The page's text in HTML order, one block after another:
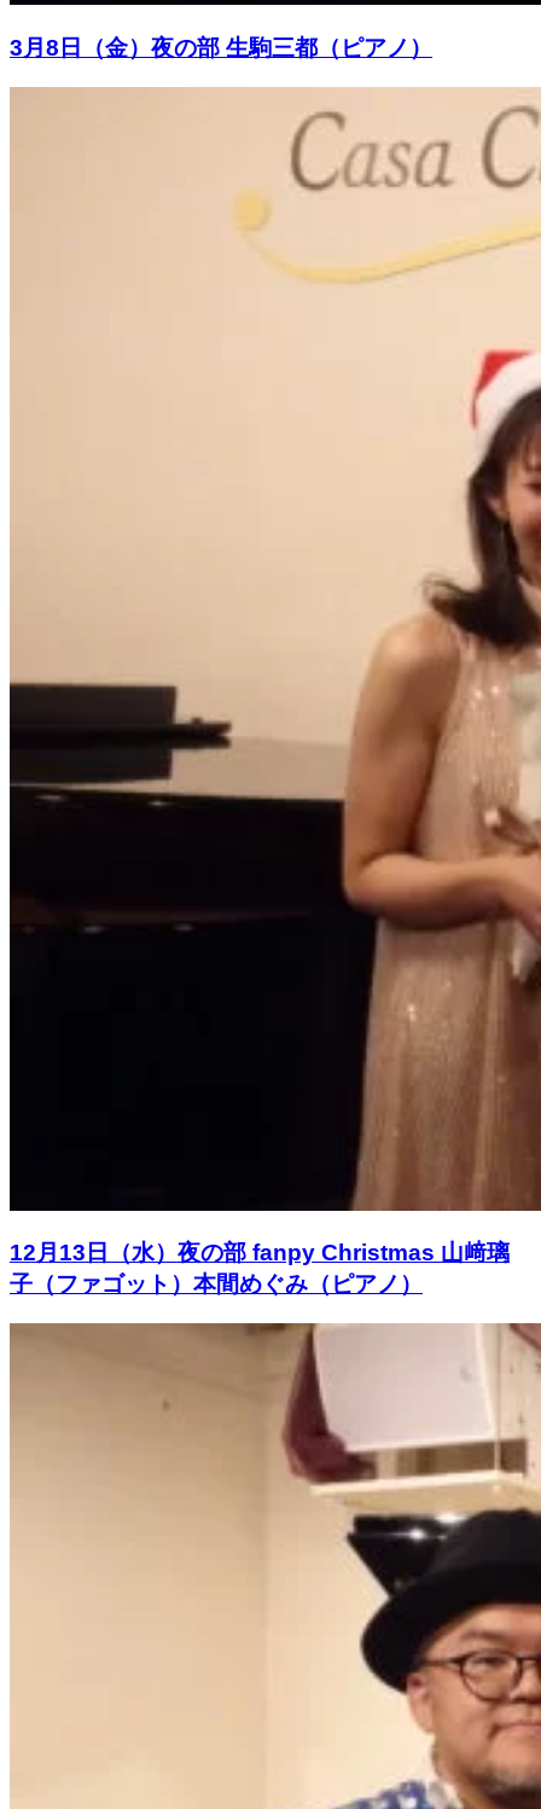
3月8日（金）夜の部 生駒三都（ピアノ）
12月13日（水）夜の部 fanpy Christmas 山﨑璃
子（ファゴット）本間めぐみ（ピアノ）